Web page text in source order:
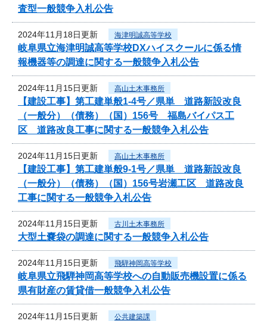
査型一般競争入札公告
2024年11月18日更新 海津明誠高等学校
岐阜県立海津明誠高等学校DXハイスクールに係る情
報機器等の調達に関する一般競争入札公告
2024年11月15日更新 高山土木事務所
【建設工事】第工建単般1-4号／県単 道路新設改良
（一般分）（債務）（国）156号 福島バイパス工
区 道路改良工事に関する一般競争入札公告
2024年11月15日更新 高山土木事務所
【建設工事】第工建単般9-1号／県単 道路新設改良
（一般分）（債務）（国）156号岩瀬工区 道路改良
工事に関する一般競争入札公告
2024年11月15日更新 古川土木事務所
大型土嚢袋の調達に関する一般競争入札公告
2024年11月15日更新 飛騨神岡高等学校
岐阜県立飛騨神岡高等学校への自動販売機設置に係る
県有財産の賃貸借一般競争入札公告
2024年11月15日更新 公共建築課